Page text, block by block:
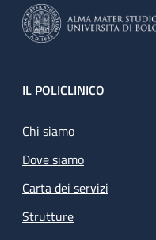
Footer
IL POLICLINICO
Chi siamo
Dove siamo
Carta dei servizi
Strutture